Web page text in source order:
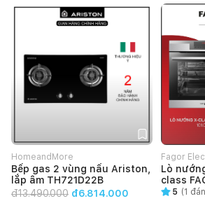
HomeandMore
Bếp gas 2 vùng nấu Ariston,
lắp âm TH721D22B
đ13.490.000 đ6.814.000
Fagor
Lò
class
5 (1